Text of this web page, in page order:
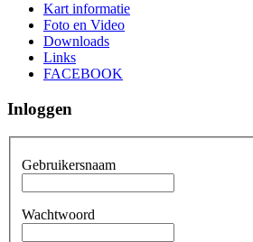
Kart informatie
Foto en Video
Downloads
Links
FACEBOOK
Inloggen
Gebruikersnaam
Wachtwoord